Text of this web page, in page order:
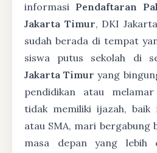
informasi Pendaftaran
Jakarta Timur, DKI
sudah berada di tempat
siswa putus sekolah di
Jakarta Timur yang
pendidikan atau
tidak memiliki ijazah, baik
atau SMA, mari bergabung
masa depan yang lebih